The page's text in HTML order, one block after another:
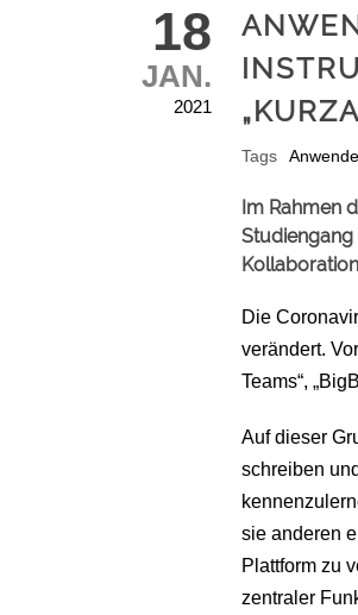
18
JAN.
2021
Tags
Im Rahmen
Die
verändert.
Teams“,
Auf dieser
schreiben
sie anderen
Plattform zu
zentraler